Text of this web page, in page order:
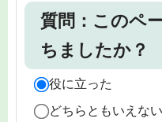
質問：このペ
ちましたか？
役に立った
どちらともいえない